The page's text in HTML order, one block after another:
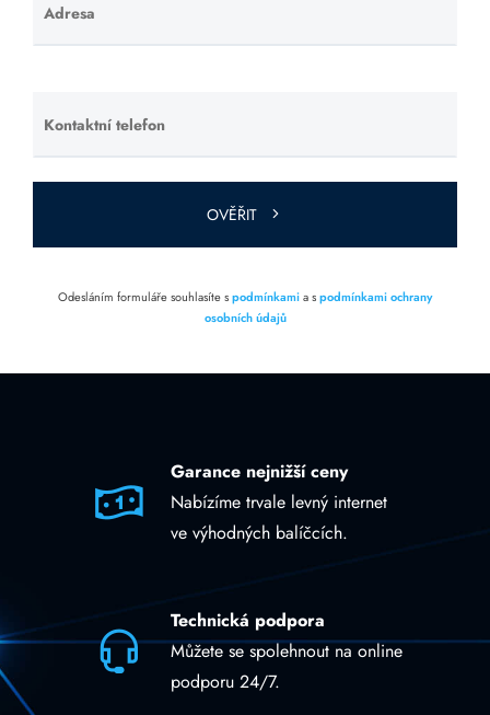
Adresa
Ponechte
toto pole
Kontaktní telefon
Ponechte
toto pole
prázdné.
OVĚŘIT
Odesláním formuláře souhlasíte spodmínkamia spodmínkami ochrany
osobních údajů
Garance nejnižší ceny
Nabízíme trvale levný internet
ve výhodných balíčcích.
Technická podpora
Můžete se spolehnout na online
podporu 24/7.